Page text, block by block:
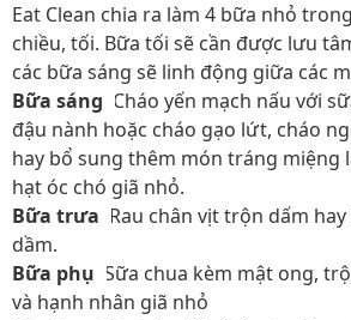
Eat Clean chia ra làm 4 bữa nhỏ
chiều, tối. Bữa tối sẽ cần được lưu
các bữa sáng sẽ linh động giữa các
Bữa sáng : Cháo yến mạch nấu với
đậu nành hoặc cháo gạo lứt, cháo
hay bổ sung thêm món tráng miệng
hạt óc chó giã nhỏ.
Bữa trưa : Rau chân vịt trộn dấm
dầm.
Bữa phụ : Sữa chua kèm mật ong,
và hạnh nhân giã nhỏ